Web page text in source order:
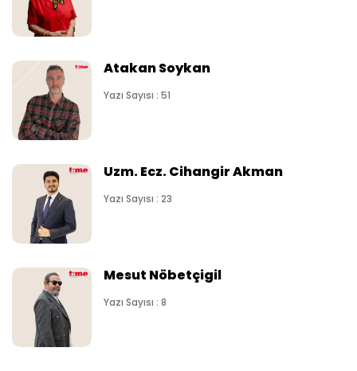
Atakan Soykan
Yazı Sayısı : 51
Uzm. Ecz. Cihangir Akman
Yazı Sayısı : 23
Mesut Nöbetçigil
Yazı Sayısı : 8